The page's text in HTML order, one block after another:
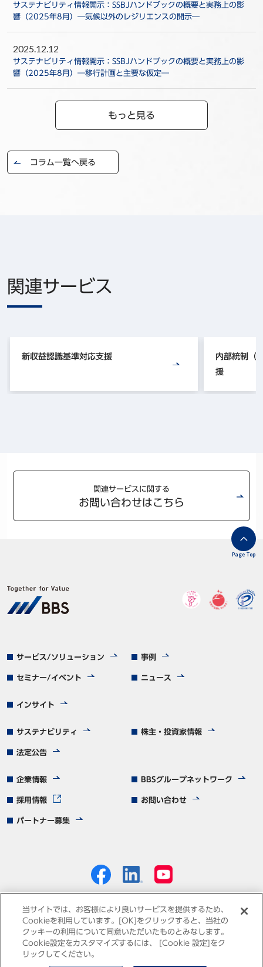
サステナビリティ情報開示：SSBJハンドブックの概要と実務上の影
響（2025年8月）―気候以外のレジリエンスの開示―
2025.12.12
サステナビリティ情報開示：SSBJハンドブックの概要と実務上の影
響（2025年8月）―移行計画と主要な仮定―
もっと見る
コラム一覧へ戻る
関連サービス
新収益認識基準対応支援
内部統制（
援
関連サービスに関する
お問い合わせはこちら
サービス/ソリューション 事例
セミナー/イベント ニュース
インサイト
サステナビリティ 株主・投資家情報
法定公告
企業情報 BBSグループネットワーク
採用情報 お問い合わせ
パートナー募集
Page Top
個人情報保護方針 免責事項 サイトマップ
当サイトでは、お客様により良いサービスを提供するため、
Cookieを利用しています。[OK]をクリックすると、当社の
クッキーの利用について同意いただいたものとみなします。
Cookie設定をカスタマイズするには、 [Cookie 設定]をク
リックしてください。